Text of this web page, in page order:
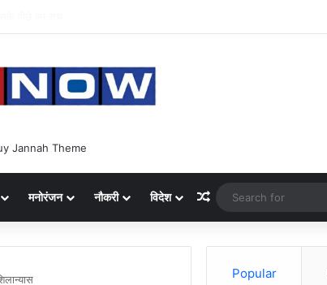
मनोरंजन नौकरी विदेश Random Article
Popular